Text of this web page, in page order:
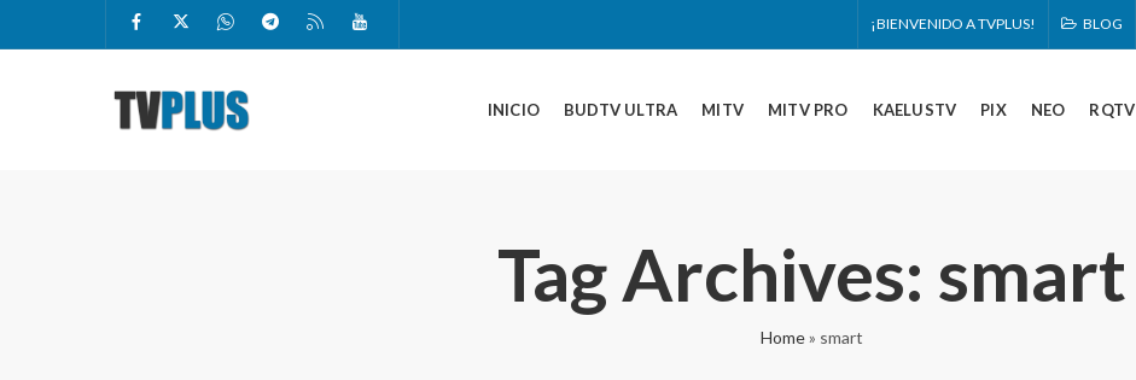
¡BIENVENIDO A TVPLUS! BLOG
INICIO BUDTV ULTRA MITV MITV PRO KAELUSTV PIX NEO RQTV
Tag Archives: smart
Home» smart